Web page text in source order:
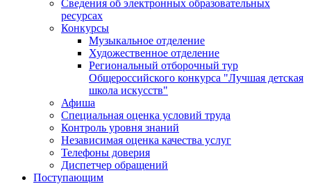
Сведения об электронных образовательных
ресурсах
Конкурсы
Музыкальное отделение
Художественное отделение
Региональный отборочный тур
Общероссийского конкурса "Лучшая детская
школа искусств"
Афиша
Специальная оценка условий труда
Контроль уровня знаний
Независимая оценка качества услуг
Телефоны доверия
Диспетчер обращений
Поступающим